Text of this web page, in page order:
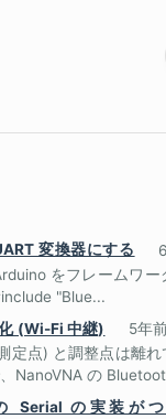
変換器にする
をフレームワ
"Blue...
(Wi-Fi 中継)
5年
定点) と調整点は離
NanoVNA の
Serial の実装が